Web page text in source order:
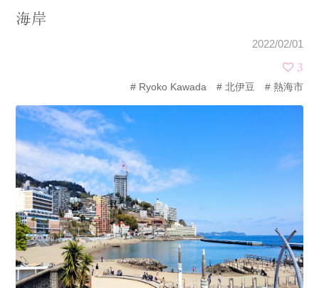
CATEGORY
海 岬
温泉
池・滝・川 山・公園・棚田
町並み 観光施設
海岸
2022/02/01
3
Ryoko Kawada
北伊豆 熱海市